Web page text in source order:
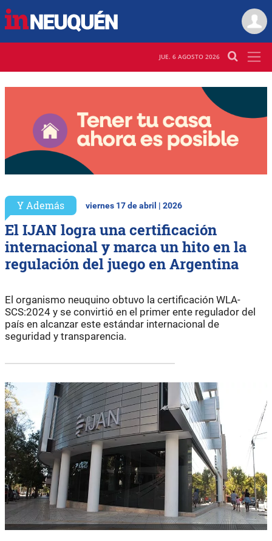
JUE. 6 AGOSTO 2026
Y Además viernes 17 de abril | 2026
El IJAN logra una certificación
internacional y marca un hito en la
regulación del juego en Argentina
El organismo neuquino obtuvo la certificación WLA-
SCS:2024 y se convirtió en el primer ente regulador del
país en alcanzar este estándar internacional de
seguridad y transparencia.